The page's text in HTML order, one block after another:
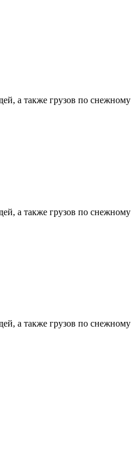
а также грузов по снежному
а также грузов по снежному
а также грузов по снежному